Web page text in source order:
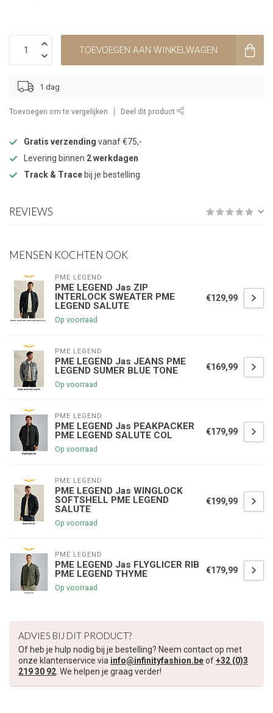
TOEVOEGEN AAN WINKELWAGEN
1 dag
Toevoegen om te vergelijken Deel dit product
Gratis verzending vanaf €75,-
Levering binnen 2 werkdagen
Track & Trace bij je bestelling
REVIEWS
MENSEN KOCHTEN OOK
PME LEGEND
PME LEGEND Jas ZIP
INTERLOCK SWEATER PME
LEGEND SALUTE
Op voorraad
€129,99
PME LEGEND
PME LEGEND Jas JEANS PME
LEGEND SUMER BLUE TONE
Op voorraad
€169,99
PME LEGEND
PME LEGEND Jas PEAKPACKER
PME LEGEND SALUTE COL
Op voorraad
€179,99
PME LEGEND
PME LEGEND Jas WINGLOCK
SOFTSHELL PME LEGEND
SALUTE
Op voorraad
€199,99
PME LEGEND
PME LEGEND Jas FLYGLICER RIB
PME LEGEND THYME
Op voorraad
€179,99
ADVIES BIJ DIT PRODUCT?
Of heb je hulp nodig bij je bestelling? Neem contact op met
onze klantenservice via info@infinityfashion.beof+32 (0)3
219 30 92. We helpen je graag verder!
over onze nieuwe collectie, en ontvang 5 euro kortingop je
volgende aankoop! 😀